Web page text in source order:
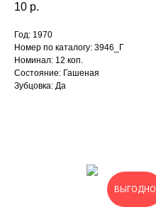
10 р.
Год: 1970
Номер по каталогу: 3946_Г
Номинал: 12 коп.
Состояние: Гашеная
Зубцовка: Да
ВЫГОДНО